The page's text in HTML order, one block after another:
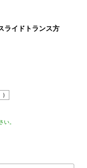
ライドトランス方
)
。